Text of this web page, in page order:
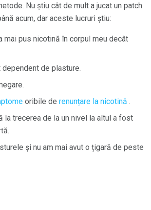
Nu știu cât de mult a jucat un patch
acum, dar aceste lucruri știu:
mai pus nicotină în corpul meu decât
dependent de plasture.
oribile de renunțare la nicotină .
la trecerea de la un nivel la altul a fost
și nu am mai avut o țigară de peste